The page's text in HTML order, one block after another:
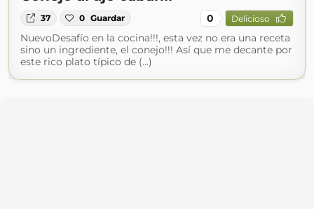
37 0 Guardar 0 Delicioso
NuevoDesafío en la cocina!!!, esta vez no era una receta
sino un ingrediente, el conejo!!! Así que me decante por
este rico plato típico de (...)